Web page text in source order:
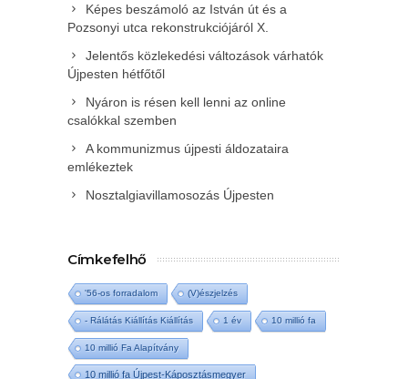
Képes beszámoló az István út és a
Pozsonyi utca rekonstrukciójáról X.
Jelentős közlekedési változások várhatók
Újpesten hétfőtől
Nyáron is résen kell lenni az online
csalókkal szemben
A kommunizmus újpesti áldozataira
emlékeztek
Nosztalgiavillamosozás Újpesten
Címkefelhő
'56-os forradalom (V)észjelzés
- Rálátás Kiállítás Kiállítás 1 év 10 millió fa
10 millió Fa Alapítvány
10 millió fa Újpest-Káposztásmegyer